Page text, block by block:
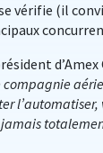
vérifie (il